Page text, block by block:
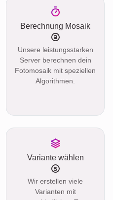
Berechnung Mosaik
Unsere leistungsstarken
Server berechnen dein
Fotomosaik mit speziellen
Algorithmen.
Variante wählen
Wir erstellen viele
Varianten mit